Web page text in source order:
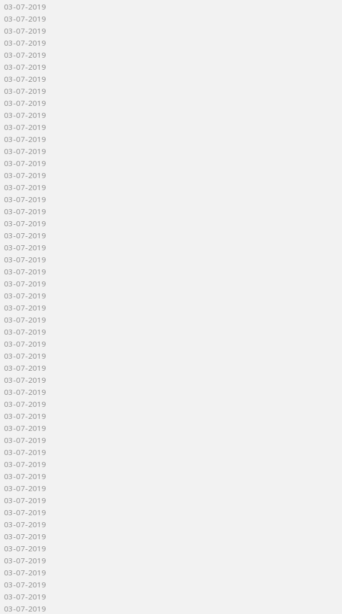
03-07-2019
03-07-2019
03-07-2019
03-07-2019
03-07-2019
03-07-2019
03-07-2019
03-07-2019
03-07-2019
03-07-2019
03-07-2019
03-07-2019
03-07-2019
03-07-2019
03-07-2019
03-07-2019
03-07-2019
03-07-2019
03-07-2019
03-07-2019
03-07-2019
03-07-2019
03-07-2019
03-07-2019
03-07-2019
03-07-2019
03-07-2019
03-07-2019
03-07-2019
03-07-2019
03-07-2019
03-07-2019
03-07-2019
03-07-2019
03-07-2019
03-07-2019
03-07-2019
03-07-2019
03-07-2019
03-07-2019
03-07-2019
03-07-2019
03-07-2019
03-07-2019
03-07-2019
03-07-2019
03-07-2019
03-07-2019
03-07-2019
03-07-2019
03-07-2019